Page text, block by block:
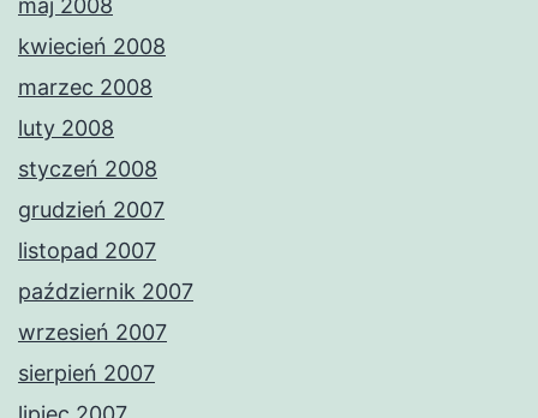
maj 2008
kwiecień 2008
marzec 2008
luty 2008
styczeń 2008
grudzień 2007
listopad 2007
październik 2007
wrzesień 2007
sierpień 2007